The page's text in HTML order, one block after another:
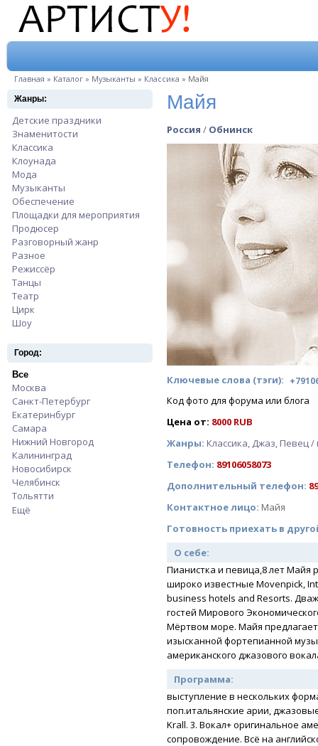
Вы здесь
Главная » Каталог » Музыканты » Классика » Майя
Жанры:
Детские праздники
Знаменитости Apply Знаменитости filter
Классика
Клоунада
Мода
Музыканты
Обеспечение
Площадки для мероприятия Apply Площадки для мероприятия filter
Продюсер
Разговорный жанр Apply Разговорный жанр filter
Разное
Режиссёр
Танцы
Театр
Цирк
Шоу
Город:
Все
Москва
Санкт-Петербург Apply Санкт-Петербург filter
Екатеринбург
Самара
Нижний Новгород Apply Нижний Новгород filter
Калининград
Новосибирск Apply Новосибирск filter
Челябинск
Тольятти
Ещё
Майя
Россия / Обнинск
Ключевые слова (тэги):
Код фото для форума или блога
Цена от: 8000 RUB
Жанры: Классика, Джаз, Певец /
Телефон: 89106058073
Дополнительный телефон:
Контактное лицо: Майя
Готовность приехать в
О себе:
Пианистка и певица,8 лет Майя
широко известные Movenpick,
business hotels and Resorts.
гостей Мирового
Мёртвом море. Майя
изысканной фортепианной
американского джазового
Программа:
выступление в нескольких
поп.итальянские арии,
Krall. 3. Вокал+ оригинальное
сопровождение. Всё на